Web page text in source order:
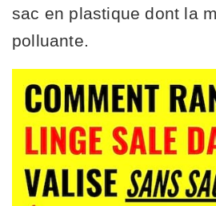
sac en plastique dont la
polluante.